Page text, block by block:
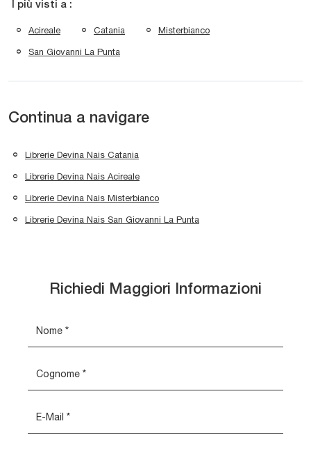
I più visti a :
Acireale Catania Misterbianco
San Giovanni La Punta
Continua a navigare
Librerie Devina Nais Catania
Librerie Devina Nais Acireale
Librerie Devina Nais Misterbianco
Librerie Devina Nais San Giovanni La Punta
Richiedi Maggiori Informazioni